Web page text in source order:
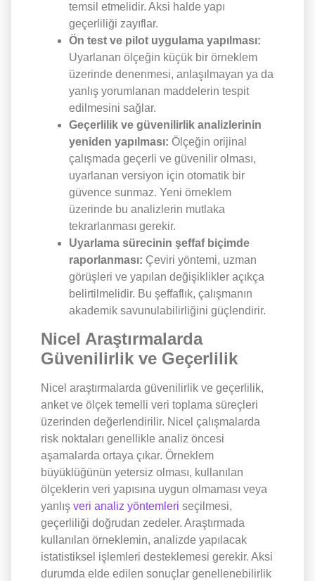
temsil etmelidir. Aksi halde yapı
geçerliliği zayıflar.
Ön test ve pilot uygulama yapılması:
Uyarlanan ölçeğin küçük bir örneklem
üzerinde denenmesi, anlaşılmayan ya da
yanlış yorumlanan maddelerin tespit
edilmesini sağlar.
Geçerlilik ve güvenilirlik analizlerinin
yeniden yapılması: Ölçeğin orijinal
çalışmada geçerli ve güvenilir olması,
uyarlanan versiyon için otomatik bir
güvence sunmaz. Yeni örneklem
üzerinde bu analizlerin mutlaka
tekrarlanması gerekir.
Uyarlama sürecinin şeffaf biçimde
raporlanması: Çeviri yöntemi, uzman
görüşleri ve yapılan değişiklikler açıkça
belirtilmelidir. Bu şeffaflık, çalışmanın
akademik savunulabilirliğini güçlendirir.
Nicel Araştırmalarda
Güvenilirlik ve Geçerlilik
Nicel araştırmalarda güvenilirlik ve geçerlilik,
anket ve ölçek temelli veri toplama süreçleri
üzerinden değerlendirilir. Nicel çalışmalarda
risk noktaları genellikle analiz öncesi
aşamalarda ortaya çıkar. Örneklem
büyüklüğünün yetersiz olması, kullanılan
ölçeklerin veri yapısına uygun olmaması veya
yanlış veri analiz yöntemleri seçilmesi,
geçerliliği doğrudan zedeler. Araştırmada
kullanılan örneklemin, analizde yapılacak
istatistiksel işlemleri desteklemesi gerekir. Aksi
durumda elde edilen sonuçlar genellenebilirlik